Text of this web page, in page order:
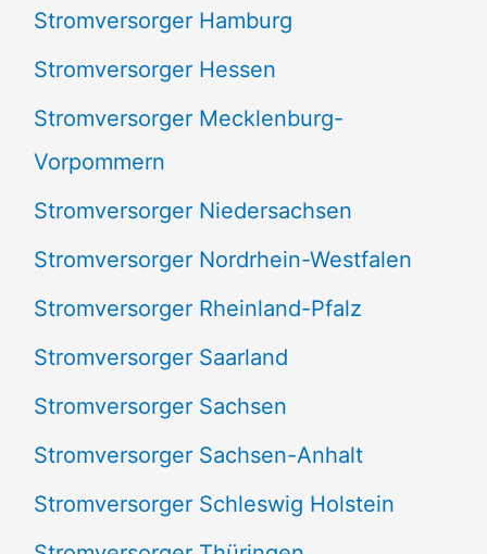
Stromversorger Hamburg
Stromversorger Hessen
Stromversorger Mecklenburg-
Vorpommern
Stromversorger Niedersachsen
Stromversorger Nordrhein-Westfalen
Stromversorger Rheinland-Pfalz
Stromversorger Saarland
Stromversorger Sachsen
Stromversorger Sachsen-Anhalt
Stromversorger Schleswig Holstein